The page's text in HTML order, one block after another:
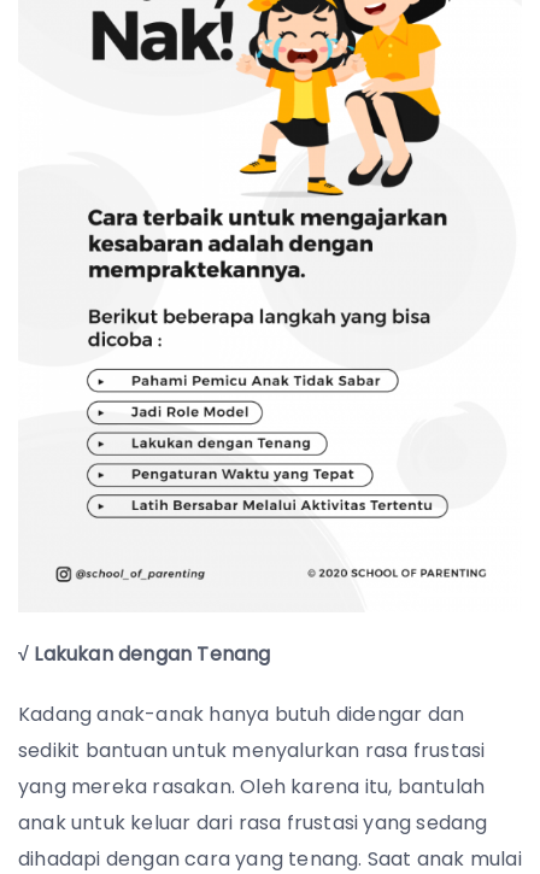
√ Lakukan dengan Tenang
Kadang anak-anak hanya butuh didengar dan
sedikit bantuan untuk menyalurkan rasa frustasi
yang mereka rasakan. Oleh karena itu, bantulah
anak untuk keluar dari rasa frustasi yang sedang
dihadapi dengan cara yang tenang. Saat anak mulai